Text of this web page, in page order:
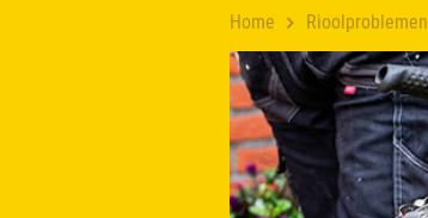
Home Rioolproblemen